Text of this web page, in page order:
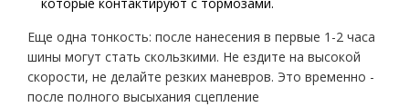
которые контактируют с тормозами.
Еще одна тонкость: после нанесения в первые 1-2 часа
шины могут стать скользкими. Не ездите на высокой
скорости, не делайте резких маневров. Это временно -
после полного высыхания сцепление